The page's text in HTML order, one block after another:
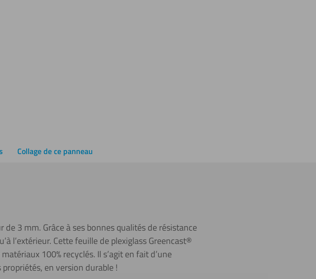
Collage de ce panneau
3 mm. Grâce à ses bonnes qualités de résistance
l’extérieur. Cette feuille de plexiglass Greencast®
100% recyclés. Il s’agit en fait d’une
en version durable !